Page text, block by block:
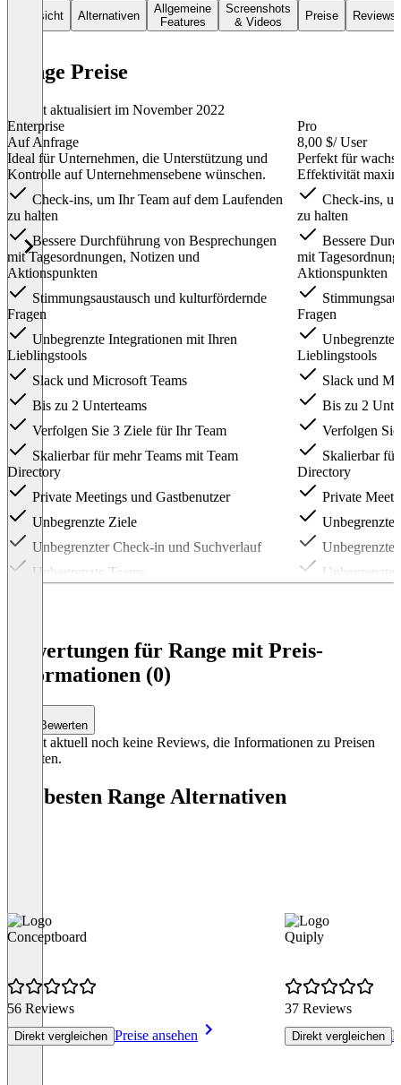
Übersicht Alternativen
Allgemeine
Features
Screenshots
& Videos
Preise Reviews
Range Preise
Zuletzt aktualisiert im November 2022
Enterprise
Auf Anfrage
Ideal für Unternehmen, die Unterstützung und
Kontrolle auf Unternehmensebene wünschen.
Check-ins, um Ihr Team auf dem Laufenden
zu halten
Bessere Durchführung von Besprechungen
mit Tagesordnungen, Notizen und
Aktionspunkten
Stimmungsaustausch und kulturfördernde
Fragen
Unbegrenzte Integrationen mit Ihren
Lieblingstools
Slack und Microsoft Teams
Bis zu 2 Unterteams
Verfolgen Sie 3 Ziele für Ihr Team
Skalierbar für mehr Teams mit Team
Directory
Private Meetings und Gastbenutzer
Unbegrenzte Ziele
Unbegrenzter Check-in und Suchverlauf
Unbegrenzte Teams
Benutzerdefinierte
Rechnungsstellungsoptionen
Sicherheitsaudit des Anbieters
Pro
8,00 $/ User
Perfekt für
Effektivität
Check-ins,
zu halten
Bessere
mit
Aktionspunkten
Fragen
Unbegrenzte
Lieblingstools
Slack und
Bis zu 2
Verfolgen
Skalierbar
Directory
Private
Unbegrenzte
Unbegrenzte
Bewertungen für Range mit Preis-
Informationen (0)
Bewerten
Es gibt aktuell noch keine Reviews, die Informationen zu Preisen
enthalten.
Die besten Range Alternativen
Conceptboard
56 Reviews
Direkt vergleichen Preise ansehen
Quiply
37 Reviews
Direkt vergleichen